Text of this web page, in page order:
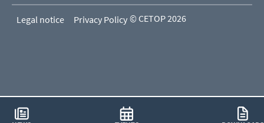
Legal notice Privacy Policy © CETOP 2026